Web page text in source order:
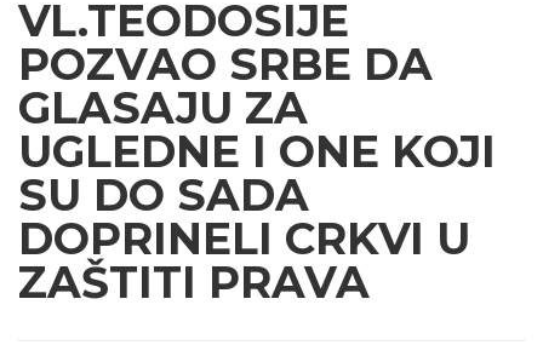
VL.TEODOSIJE
POZVAO SRBE DA
GLASAJU ZA
UGLEDNE I ONE KOJI
SU DO SADA
DOPRINELI CRKVI U
ZAŠTITI PRAVA